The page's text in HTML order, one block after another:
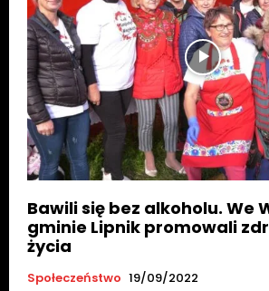
Bawili się bez alkoholu. We
gminie Lipnik promowali
życia
Społeczeństwo 19/09/2022